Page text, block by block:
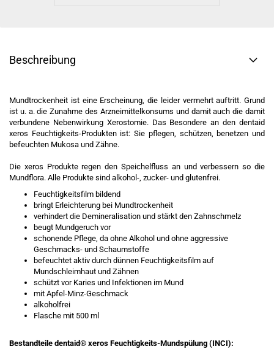
Beschreibung
Mundtrockenheit ist eine Erscheinung, die leider vermehrt auftritt. Grund
ist u. a. die Zunahme des Arzneimittelkonsums und damit auch die damit
verbundene Nebenwirkung Xerostomie. Das Besondere an den dentaid
xeros Feuchtigkeits-Produkten ist: Sie pflegen, schützen, benetzen und
befeuchten Mukosa und Zähne.
Die xeros Produkte regen den Speichelfluss an und verbessern so die
Mundflora. Alle Produkte sind alkohol-, zucker- und glutenfrei.
Feuchtigkeitsfilm bildend
bringt Erleichterung bei Mundtrockenheit
verhindert die Demineralisation und stärkt den Zahnschmelz
beugt Mundgeruch vor
schonende Pflege, da ohne Alkohol und ohne aggressive
Geschmacks- und Schaumstoffe
befeuchtet aktiv durch dünnen Feuchtigkeitsfilm auf
Mundschleimhaut und Zähnen
schützt vor Karies und Infektionen im Mund
mit Apfel-Minz-Geschmack
alkoholfrei
Flasche mit 500 ml
Bestandteile dentaid® xeros Feuchtigkeits-Mundspülung (INCI):